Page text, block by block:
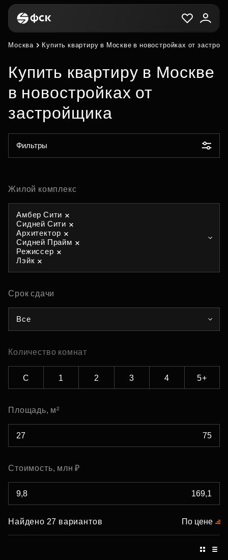
Москва Купить квартиру в Москве в новостройках от
Купить квартиру в Москве
в новостройках от
застройщика
Фильтры
Жилой комплекс
Амбер Сити
Сидней Сити
Архитектор
Сидней Прайм
Режиссер
Лэйк
Срок сдачи
Все
Количество комнат
С 1 2 3 4 5+
Площадь, м²
Стоимость, млн ₽
Найдено 27 вариантов По цене